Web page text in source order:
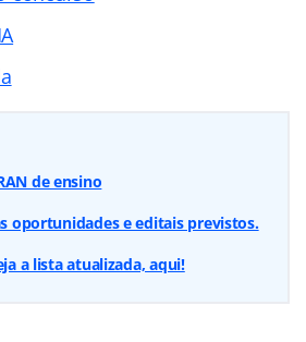
de ensino
oportunidades e editais previstos.
a lista atualizada, aqui!